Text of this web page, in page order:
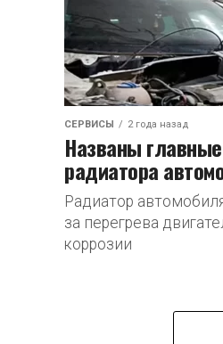
СЕРВИСЫ 2 года назад
Названы
радиатора
Радиатор
за перегрева
коррозии